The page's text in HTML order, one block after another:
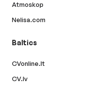
Atmoskop
Nelisa.com
Baltics
CVonline.lt
CV.lv